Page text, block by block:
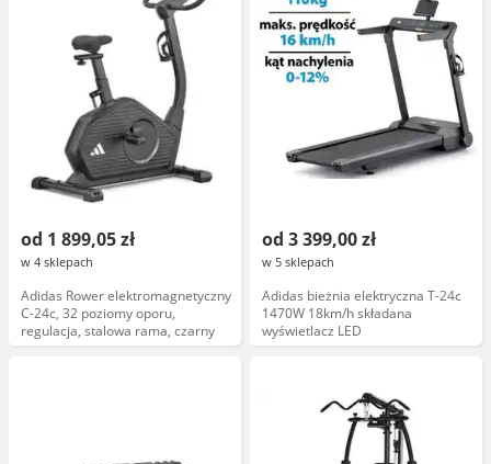
od 1 899,05 zł
w 4 sklepach
Adidas Rower elektromagnetyczny
C-24c, 32 poziomy oporu,
regulacja, stalowa rama, czarny
od 3 399,00 zł
w 5 sklepach
Adidas bieżnia elektryczna T-24c
1470W 18km/h składana
wyświetlacz LED